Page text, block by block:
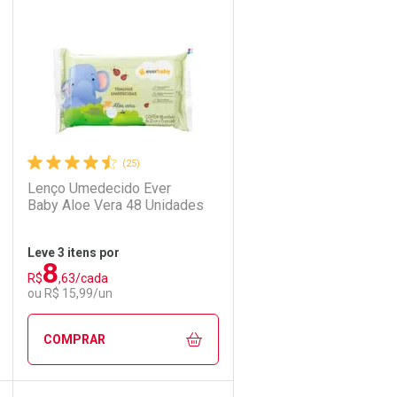
Ativar Desconto
Comprar sem Desconto
Comprar sem Desconto
(25)
Lenço Umedecido Ever
Baby Aloe Vera 48 Unidades
Leve 3 itens por
R$8,63/cada
ou R$ 15,99/un
COMPRAR